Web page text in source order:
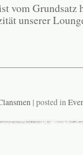
vom Grundsatz
unserer
| posted in